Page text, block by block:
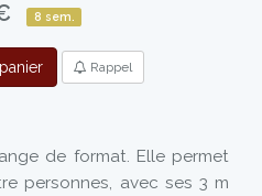
8 sem.
Rappel
de format. Elle permet
personnes, avec ses 3 m